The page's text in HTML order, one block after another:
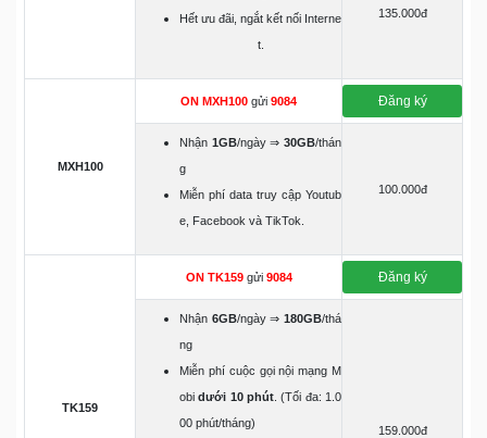
Hết ưu đãi, ngắt kết nối Interne
t.
135.000đ
MXH100
ON MXH100 gửi 9084 Đăng ký
Nhận 1GB/ngày ⇒ 30GB/thán
g
Miễn phí data truy cập Youtub
e, Facebook và TikTok.
100.000đ
TK159
ON TK159 gửi 9084 Đăng ký
Nhận 6GB/ngày ⇒180GB/thá
ng
Miễn phí cuộc gọi nội mạng M
obidưới 10 phút . (Tối đa: 1.0
00 phút/tháng)
159.000đ